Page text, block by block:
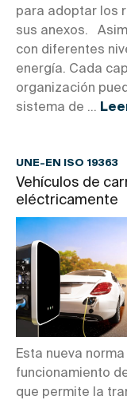
para adoptar los
sus anexos.
con diferentes
energía. Cada
organización
sistema de ...
UNE-EN ISO 19363
Vehículos de
eléctricamente
Esta nueva
funcionamiento
que permite la